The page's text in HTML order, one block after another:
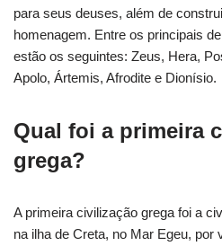
para seus deuses, além de
homenagem. Entre os principais
estão os seguintes: Zeus, Hera,
Apolo, Ártemis, Afrodite e Dionísio.
Qual foi a primeira
grega?
A primeira civilização grega foi a
na ilha de Creta, no Mar Egeu, por